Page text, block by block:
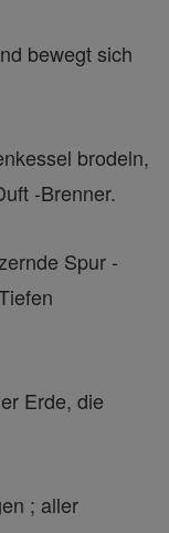
bewegt sich
brodeln,
-Brenner.
Spur -
Erde, die
; aller